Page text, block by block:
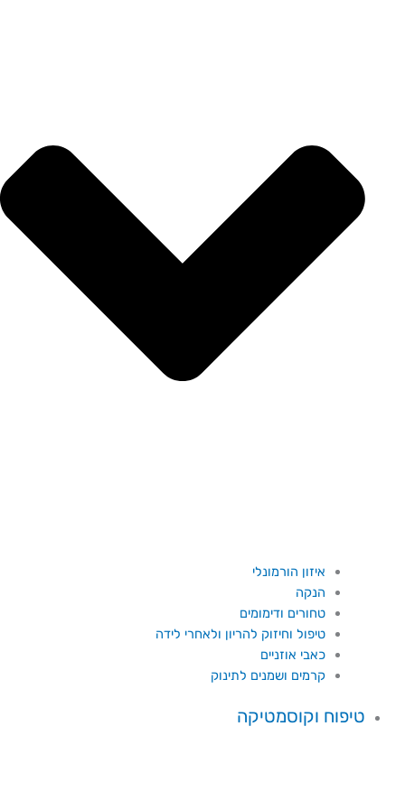
איזון הורמונלי
הנקה
טחורים ודימומים
טיפול וחיזוק להריון ולאחרי לידה
כאבי אוזניים
קרמים ושמנים לתינוק
טיפוח וקוסמטיקה